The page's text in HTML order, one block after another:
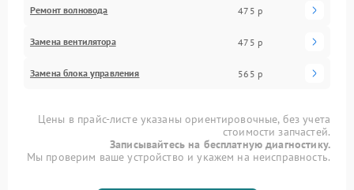
Ремонт волновода 475 р
Замена вентилятора 475 р
Замена блока управления 565 р
Цены в прайс-листе указаны ориентировочные, без учета
стоимости запчастей.
Записывайтесь на бесплатную диагностику.
Мы проверим ваше устройство и укажем на неисправность.